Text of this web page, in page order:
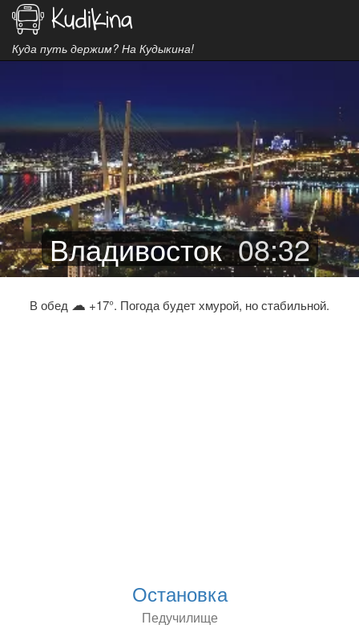
Куда путь держим? На Кудыкина!
Владивосток 08:32
В обед ☁ +17°. Погода будет хмурой, но стабильной.
Остановка
Педучилище